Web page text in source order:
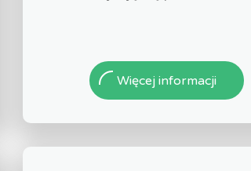
Więcej informacji